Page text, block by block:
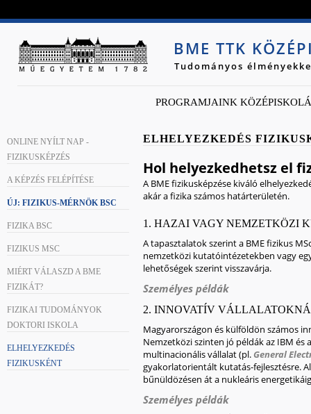
BME TTK
Tudományos
PROGRAMJAINK
ELHELYEZKEDÉS
Hol helyezkedhetsz el
A BME fizikusképzése kiváló
akár a fizika számos határterületén.
1. HAZAI VAGY NEMZETKÖZI
A tapasztalatok szerint a BME fizikus
nemzetközi kutatóintézetekben vagy
lehetőségek szerint visszavárja.
Személyes példák
2. INNOVATÍV
Magyarországon és külföldön számos
Nemzetközi szinten jó példák az IBM és
multinacionális vállalat (pl. General
gyakorlatorientált kutatás-fejlesztésre.
bűnüldözésen át a nukleáris
Személyes példák
ONLINE NYÍLT NAP -
FIZIKUSKÉPZÉS
A KÉPZÉS FELÉPÍTÉSE
ÚJ: FIZIKUS-MÉRNÖK BSC
FIZIKA BSC
FIZIKUS MSC
MIÉRT VÁLASZD A BME
FIZIKÁT?
FIZIKAI TUDOMÁNYOK
DOKTORI ISKOLA
ELHELYEZKEDÉS
FIZIKUSKÉNT